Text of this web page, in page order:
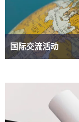
国际交流活动